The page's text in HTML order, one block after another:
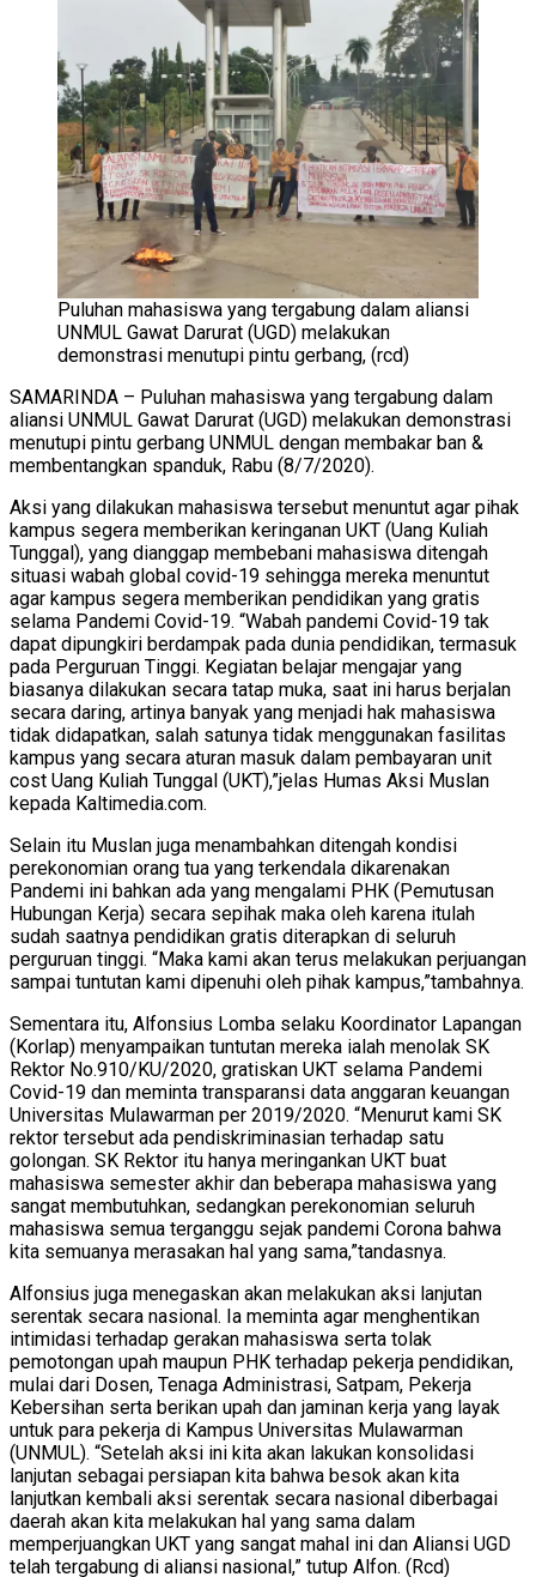
Puluhan mahasiswa yang tergabung dalam aliansi
UNMUL Gawat Darurat (UGD) melakukan
demonstrasi menutupi pintu gerbang, (rcd)
SAMARINDA – Puluhan mahasiswa yang tergabung dalam
aliansi UNMUL Gawat Darurat (UGD) melakukan demonstrasi
menutupi pintu gerbang UNMUL dengan membakar ban &
membentangkan spanduk, Rabu (8/7/2020).
Aksi yang dilakukan mahasiswa tersebut menuntut agar pihak
kampus segera memberikan keringanan UKT (Uang Kuliah
Tunggal), yang dianggap membebani mahasiswa ditengah
situasi wabah global covid-19 sehingga mereka menuntut
agar kampus segera memberikan pendidikan yang gratis
selama Pandemi Covid-19. “Wabah pandemi Covid-19 tak
dapat dipungkiri berdampak pada dunia pendidikan, termasuk
pada Perguruan Tinggi. Kegiatan belajar mengajar yang
biasanya dilakukan secara tatap muka, saat ini harus berjalan
secara daring, artinya banyak yang menjadi hak mahasiswa
tidak didapatkan, salah satunya tidak menggunakan fasilitas
kampus yang secara aturan masuk dalam pembayaran unit
cost Uang Kuliah Tunggal (UKT),”jelas Humas Aksi Muslan
kepada Kaltimedia.com.
Selain itu Muslan juga menambahkan ditengah kondisi
perekonomian orang tua yang terkendala dikarenakan
Pandemi ini bahkan ada yang mengalami PHK (Pemutusan
Hubungan Kerja) secara sepihak maka oleh karena itulah
sudah saatnya pendidikan gratis diterapkan di seluruh
perguruan tinggi. “Maka kami akan terus melakukan perjuangan
sampai tuntutan kami dipenuhi oleh pihak kampus,”tambahnya.
Sementara itu, Alfonsius Lomba selaku Koordinator Lapangan
(Korlap) menyampaikan tuntutan mereka ialah menolak SK
Rektor No.910/KU/2020, gratiskan UKT selama Pandemi
Covid-19 dan meminta transparansi data anggaran keuangan
Universitas Mulawarman per 2019/2020. “Menurut kami SK
rektor tersebut ada pendiskriminasian terhadap satu
golongan. SK Rektor itu hanya meringankan UKT buat
mahasiswa semester akhir dan beberapa mahasiswa yang
sangat membutuhkan, sedangkan perekonomian seluruh
mahasiswa semua terganggu sejak pandemi Corona bahwa
kita semuanya merasakan hal yang sama,”tandasnya.
Alfonsius juga menegaskan akan melakukan aksi lanjutan
serentak secara nasional. Ia meminta agar menghentikan
intimidasi terhadap gerakan mahasiswa serta tolak
pemotongan upah maupun PHK terhadap pekerja pendidikan,
mulai dari Dosen, Tenaga Administrasi, Satpam, Pekerja
Kebersihan serta berikan upah dan jaminan kerja yang layak
untuk para pekerja di Kampus Universitas Mulawarman
(UNMUL). “Setelah aksi ini kita akan lakukan konsolidasi
lanjutan sebagai persiapan kita bahwa besok akan kita
lanjutkan kembali aksi serentak secara nasional diberbagai
daerah akan kita melakukan hal yang sama dalam
memperjuangkan UKT yang sangat mahal ini dan Aliansi UGD
telah tergabung di aliansi nasional,” tutup Alfon. (Rcd)